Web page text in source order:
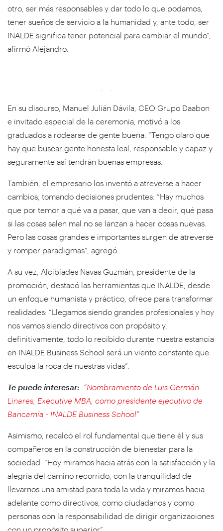
otro, ser más responsables y dar todo lo que podamos,
tener sueños de servicio a la humanidad y, ante todo, ser
INALDE significa tener potencial para cambiar el mundo”,
afirmó Alejandro.
En su discurso, Manuel Julián Dávila, CEO Grupo Daabon
e invitado especial de la ceremonia, motivó a los
graduados a rodearse de gente buena: “Tengo claro que
hay que buscar gente honesta leal, responsable y capaz y
seguramente así tendrán buenas empresas.
También, el empresario los inventó a atreverse a hacer
cambios, tomando decisiones prudentes: “Hay muchos
que por temor a qué va a pasar, que van a decir, qué pasa
si las cosas salen mal no se lanzan a hacer cosas nuevas.
Pero las cosas grandes e importantes surgen de atreverse
y romper paradigmas”, agregó.
A su vez, Alcibíades Navas Guzmán, presidente de la
promoción, destacó las herramientas que INALDE, desde
un enfoque humanista y práctico, ofrece para transformar
realidades: “Llegamos siendo grandes profesionales y hoy
nos vamos siendo directivos con propósito y,
definitivamente, todo lo recibido durante nuestra estancia
en INALDE Business School será un viento constante que
esculpa la roca de nuestras vidas”.
Te puede interesar: “Nombramiento de Luis Germán
Linares, Executive MBA, como presidente ejecutivo de
Bancamía - INALDE Business School”
Asimismo, recalcó el rol fundamental que tiene él y sus
compañeros en la construcción de bienestar para la
sociedad. “Hoy miramos hacia atrás con la satisfacción y la
alegría del camino recorrido, con la tranquilidad de
llevarnos una amistad para toda la vida y miramos hacia
adelante como directivos, como ciudadanos y como
personas con la responsabilidad de dirigir organizaciones
con un propósito superior”.